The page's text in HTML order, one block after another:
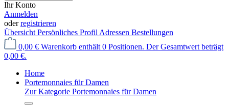
Ihr Konto
Anmelden
oderregistrieren
Übersicht Persönliches Profil Adressen Bestellungen
0,00 € Warenkorb enthält 0 Positionen. Der Gesamtwert beträgt
0,00 €.
Home
Portemonnaies für Damen
Zur Kategorie Portemonnaies für Damen